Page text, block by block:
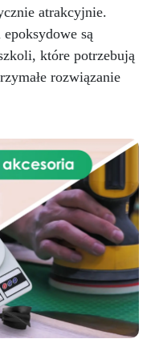
atrakcyjnie.
są
które potrzebują
rozwiązanie